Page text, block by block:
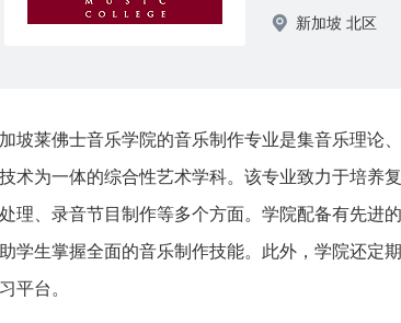
新加坡 北区
坡莱佛士音乐学院的音乐制作专业是集音乐理论
术为一体的综合性艺术学科。该专业致力于培养
理、录音节目制作等多个方面。学院配备有先进
学生掌握全面的音乐制作技能。此外，学院还定
平台。